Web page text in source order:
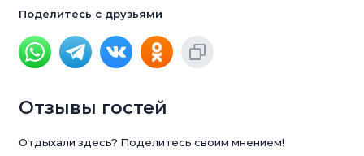
Поделитесь с друзьями
Отзывы гостей
Отдыхали здесь? Поделитесь своим мнением!